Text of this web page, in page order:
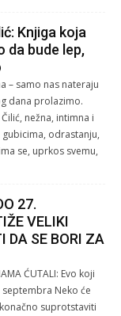
Knjiga koja
da bude lep,
– samo nas nateraju
dana prolazimo.
nežna, intimna i
odrastanju,
se, uprkos svemu,
27.
VELIKI
DA SE BORI ZA
ĆUTALI: Evo koji
Neko će
suprotstaviti